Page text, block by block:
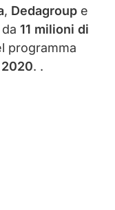
, Dedagroup e
11 milioni di
programma
. .